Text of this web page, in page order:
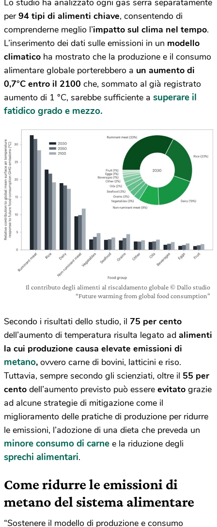
Lo studio ha analizzato ogni gas serra separatamente
per94 tipi di alimenti chiave, consentendo di
comprenderne meglio l’impatto sul clima nel tempo.
L’inserimento dei dati sulle emissioni in un modello
climatico ha mostrato che la produzione e il consumo
alimentare globale porterebbero a un aumento di
0,7°C entro il 2100 che, sommato al già registrato
aumento di 1 °C, sarebbe sufficiente a superare il
fatidico grado e mezzo.
Il contributo degli alimenti al riscaldamento globale © Dallo studio
“Future warming from global food consumption”
Secondo i risultati dello studio, il 75 per cento
dell’aumento di temperatura risulta legato ad alimenti
la cui produzione causa elevate emissioni di
metano, ovvero carne di bovini, latticini e riso.
Tuttavia, sempre secondo gli scienziati, oltre il 55 per
cento dell’aumento previsto può essere evitato grazie
ad alcune strategie di mitigazione come il
miglioramento delle pratiche di produzione per ridurre
le emissioni, l’adozione di una dieta che preveda un
minore consumo di carne e la riduzione degli
sprechi alimentari.
Come ridurre le emissioni di
metano del sistema alimentare
“Sostenere il modello di produzione e consumo